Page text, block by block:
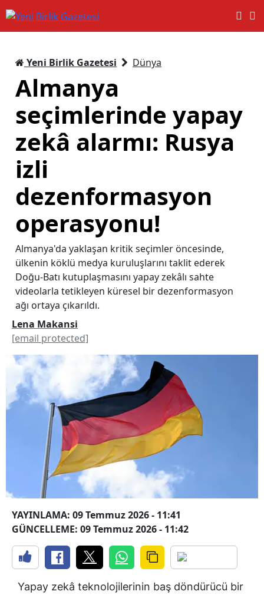
Yeni Birlik Gazetesi Dünya
Almanya
seçimlerinde yapay
zekâ alarmı: Rusya
izli
dezenformasyon
operasyonu!
Almanya'da yaklaşan kritik seçimler öncesinde,
ülkenin köklü medya kuruluşlarını taklit ederek
Doğu-Batı kutuplaşmasını yapay zekâlı sahte
videolarla tetikleyen küresel bir dezenformasyon
ağı ortaya çıkarıldı.
Lena Makansi
[email protected]
YAYINLAMA: 09 Temmuz 2026 - 11:41
GÜNCELLEME: 09 Temmuz 2026 - 11:42
Yapay zekâ teknolojilerinin baş döndürücü bir